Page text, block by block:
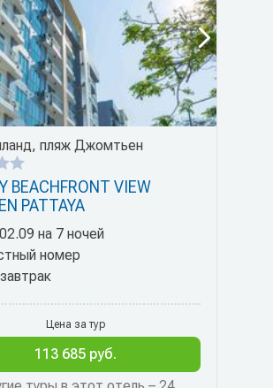
пляж Джомтьен
BEACHFRONT VIEW
PATTAYA
на 7 ночей
номер
Цена за тур
113 685 руб.